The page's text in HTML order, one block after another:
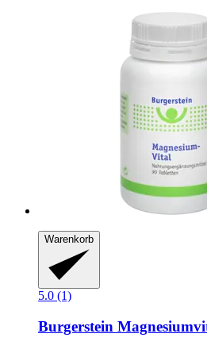
Warenkorb
5.0 (1)
Burgerstein